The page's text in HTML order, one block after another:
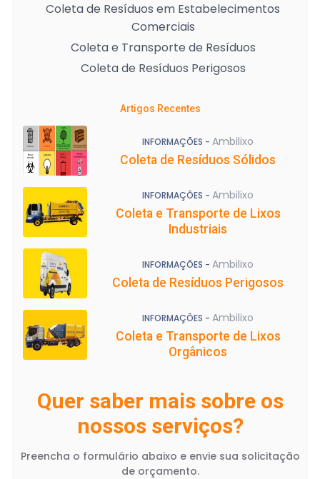
Coleta de Resíduos em Estabelecimentos
Comerciais
Coleta e Transporte de Resíduos
Coleta de Resíduos Perigosos
Artigos Recentes
INFORMAÇÕES - Ambilixo
Coleta de Resíduos Sólidos
INFORMAÇÕES - Ambilixo
Coleta e Transporte de Lixos
Industriais
INFORMAÇÕES - Ambilixo
Coleta de Resíduos Perigosos
INFORMAÇÕES - Ambilixo
Coleta e Transporte de Lixos
Orgânicos
Quer saber mais sobre os
nossos serviços?
Preencha o formulário abaixo e envie sua solicitação
de orçamento.